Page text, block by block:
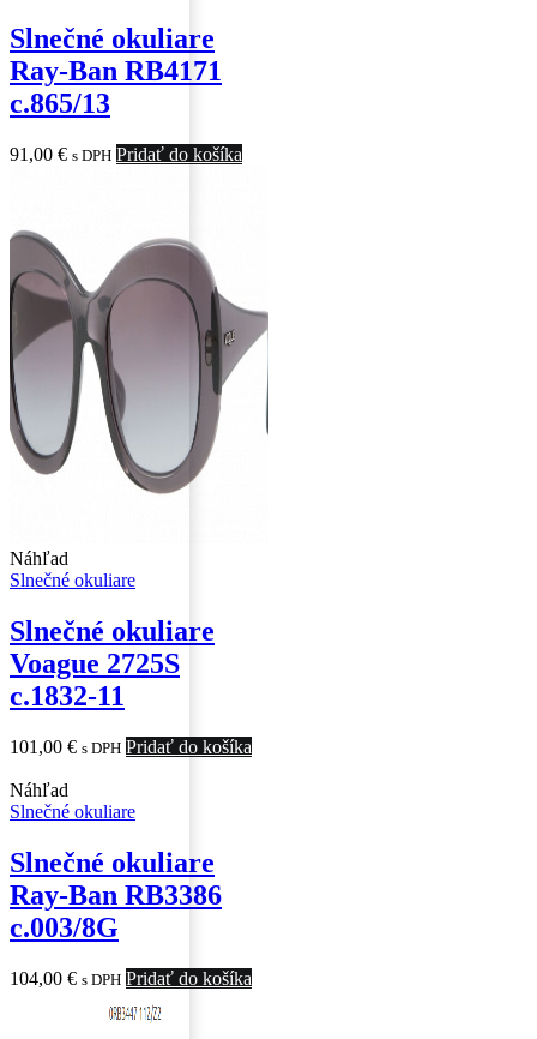
Slnečné okuliare
Ray-Ban RB4171
c.865/13
91,00 € s DPH Pridať do košíka
Náhľad
Slnečné okuliare
Slnečné okuliare
Voague 2725S
c.1832-11
101,00 € s DPH Pridať do košíka
Náhľad
Slnečné okuliare
Slnečné okuliare
Ray-Ban RB3386
c.003/8G
104,00 € s DPH Pridať do košíka